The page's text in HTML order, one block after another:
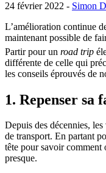
24 février 2022 - Simon
L’amélioration continue
maintenant possible de
Partir pour un road trip
différente de celle qui
les conseils éprouvés de
1. Repenser sa
Depuis des décennies,
de transport. En partant
tête pour savoir comment
presque.